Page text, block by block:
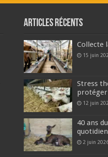
Articles récents
Collecte
15 juin
Stress
protéger
12 juin
40 ans
2 juin